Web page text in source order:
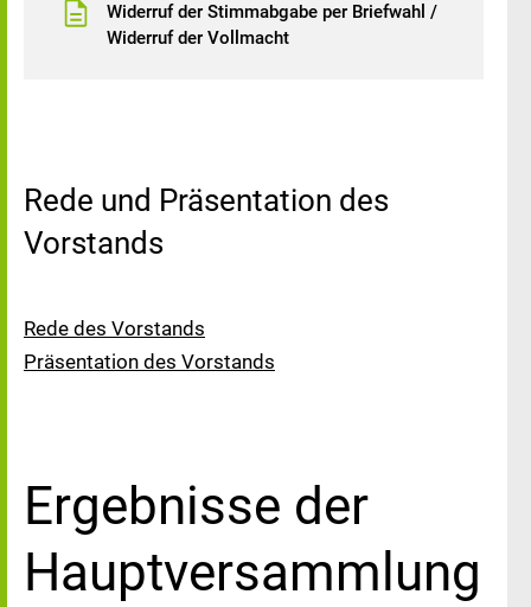
Widerruf der Stimmabgabe per Briefwahl /
Widerruf der Vollmacht
Rede und Präsentation des
Vorstands
Rede des Vorstands
Präsentation des Vorstands
Ergebnisse der
Hauptversammlung